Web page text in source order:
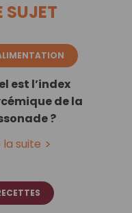
SUJET
est l’index
de la
?
la suite